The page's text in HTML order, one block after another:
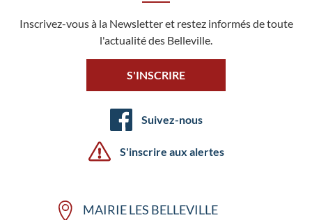
Inscrivez-vous à la Newsletter et restez informés de toute
l'actualité des Belleville.
S'INSCRIRE
Suivez-nous
S'inscrire aux alertes
MAIRIE LES BELLEVILLE